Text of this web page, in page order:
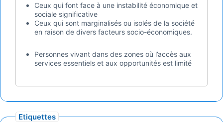
Ceux qui font face à une instabilité économique et
sociale significative
Ceux qui sont marginalisés ou isolés de la société
en raison de divers facteurs socio-économiques.
Personnes vivant dans des zones où l’accès aux
services essentiels et aux opportunités est limité
Etiquettes